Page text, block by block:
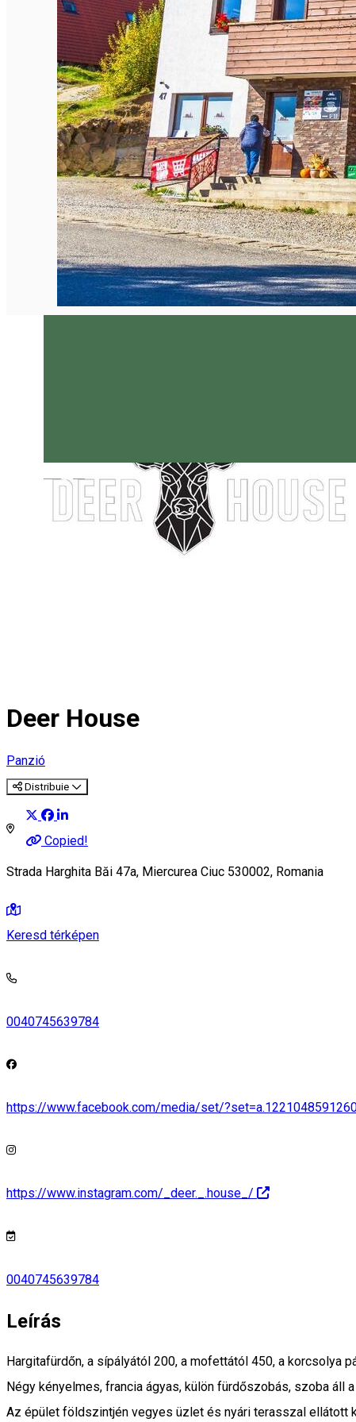
Deer House
Panzió
Distribuie
Copied!
Strada Harghita Băi 47a, Miercurea Ciuc 530002, Romania
Keresd térképen
0040745639784
https://www.facebook.com/media/set/
https://www.instagram.com/_deer._.house_/
0040745639784
Leírás
Hargitafürdőn, a sípályától 200, a mofettától 450, a korcsolya
Négy kényelmes, francia ágyas, külön fürdőszobás, szoba
Az épület földszintjén vegyes üzlet és nyári terasszal ellátott